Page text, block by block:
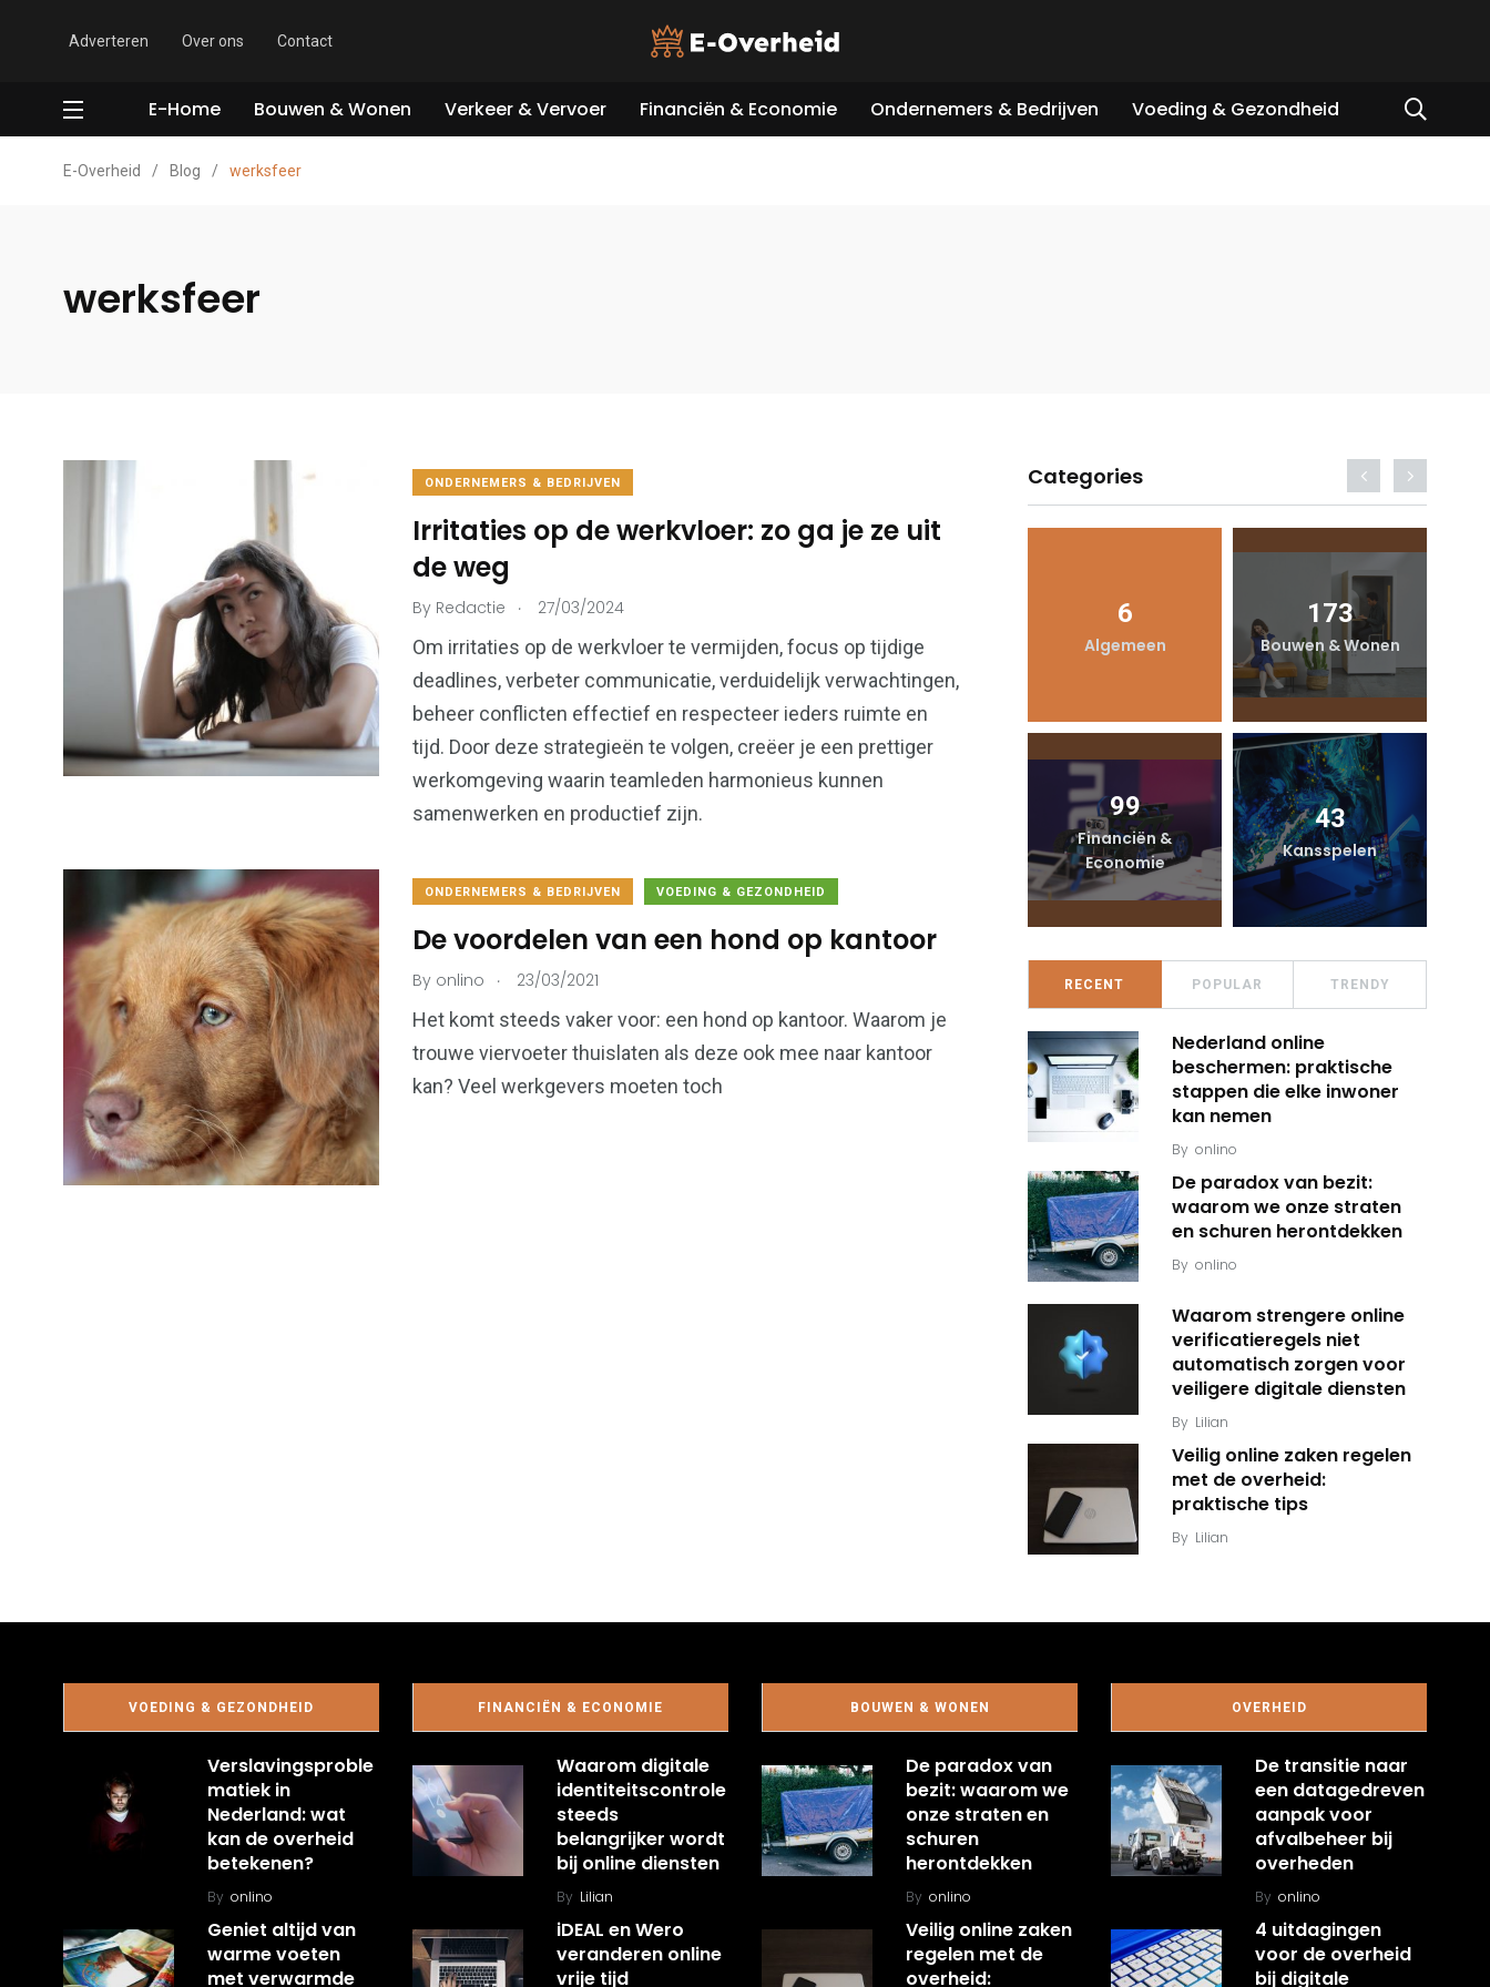
Adverteren Over ons Contact
E-Home Bouwen & Wonen Verkeer & Vervoer Financiën & Economie Ondernemers & Bedrijven Voeding & Gezondheid
E-Overheid / Blog / werksfeer
werksfeer
ONDERNEMERS & BEDRIJVEN
Irritaties op de werkvloer: zo ga je ze uit
de weg
By Redactie . 27/03/2024
Om irritaties op de werkvloer te vermijden, focus op tijdige
deadlines, verbeter communicatie, verduidelijk verwachtingen,
beheer conflicten effectief en respecteer ieders ruimte en
tijd. Door deze strategieën te volgen, creëer je een prettiger
werkomgeving waarin teamleden harmonieus kunnen
samenwerken en productief zijn.
ONDERNEMERS & BEDRIJVEN VOEDING & GEZONDHEID
De voordelen van een hond op kantoor
By onlino . 23/03/2021
Het komt steeds vaker voor: een hond op kantoor. Waarom je
trouwe viervoeter thuislaten als deze ook mee naar kantoor
kan? Veel werkgevers moeten toch
Categories
6
Algemeen
173
Bouwen & Wonen
43
Bedrijven
Overheid
112
6
Algemeen
173
Bouwen & Wonen
99
Financiën &
Economie
43
Kansspelen
RECENT POPULAR TRENDY
Nederland online
beschermen: praktische
stappen die elke inwoner
kan nemen
By onlino
De paradox van bezit:
waarom we onze straten
en schuren herontdekken
By onlino
Waarom strengere online
verificatieregels niet
automatisch zorgen voor
veiligere digitale diensten
By Lilian
Veilig online zaken regelen
met de overheid:
praktische tips
By Lilian
VOEDING & GEZONDHEID
Verslavingsproble
matiek in
Nederland: wat
kan de overheid
betekenen?
By onlino
Geniet altijd van
warme voeten
met verwarmde
FINANCIËN & ECONOMIE
Waarom digitale
identiteitscontrole
steeds
belangrijker wordt
bij online diensten
By Lilian
iDEAL en Wero
veranderen online
vrije tijd
BOUWEN & WONEN
De paradox van
bezit: waarom we
onze straten en
schuren
herontdekken
By onlino
Veilig online zaken
regelen met de
overheid:
OVERHEID
De transitie naar
een datagedreven
aanpak voor
afvalbeheer bij
overheden
By onlino
4 uitdagingen
voor de overheid
bij digitale